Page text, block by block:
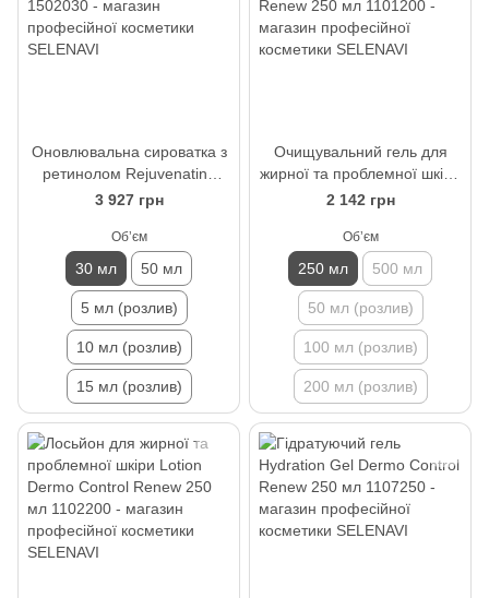
Оновлювальна сироватка з
ретинолом Rejuvenating
Serum Retinol Renew 30 мл
3 927 грн
Обʼєм
30 мл 50 мл
5 мл (розлив)
10 мл (розлив)
15 мл (розлив)
Очищувальний гель для
жирної та проблемної шкіри
Cleansing Gel Dermo Control
2 142 грн
Обʼєм
250 мл 500 мл
50 мл (розлив)
100 мл (розлив)
200 мл (розлив)